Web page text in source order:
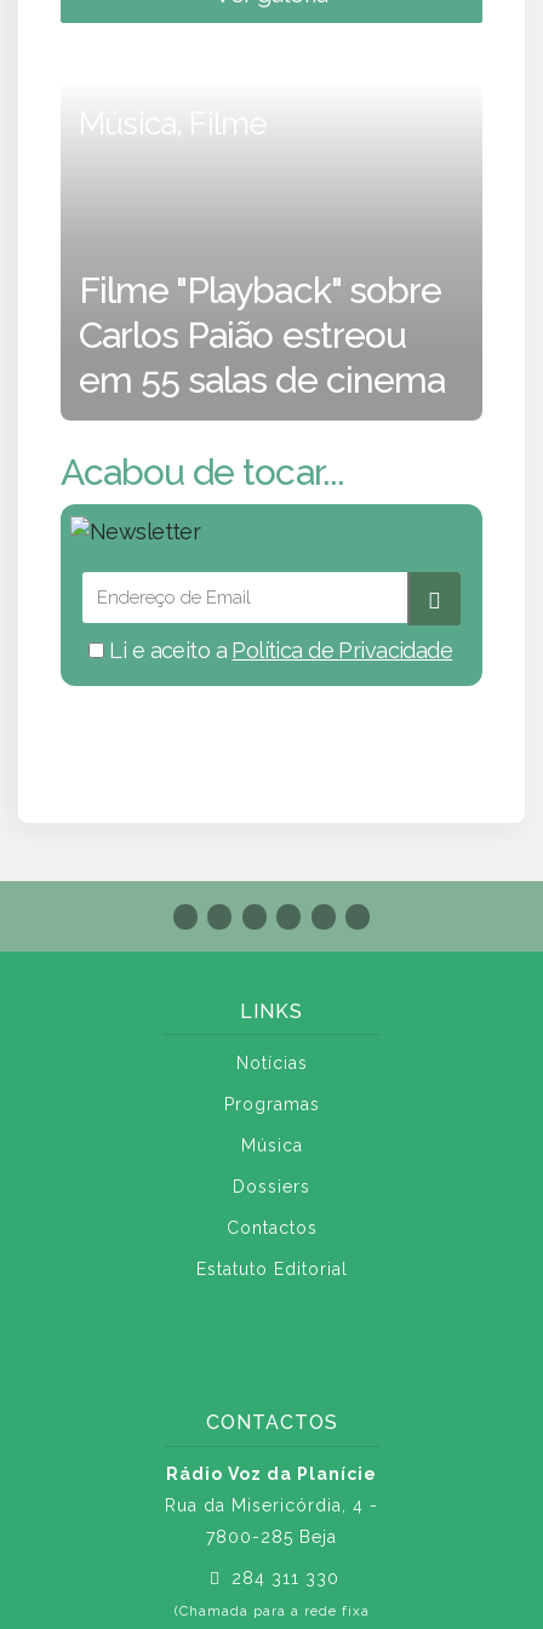
Música, Filme
Filme "Playback" sobre
Carlos Paião estreou
em 55 salas de cinema
Acabou de tocar...
Li e aceito a Política de Privacidade
LINKS
Notícias
Programas
Música
Dossiers
Contactos
Estatuto Editorial
CONTACTOS
Rádio Voz da Planície
Rua da Misericórdia, 4 -
7800-285 Beja
284 311 330
(Chamada para a rede fixa